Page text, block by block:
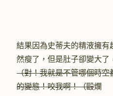
結果因為史蒂夫的精液擁
然瘦了，但是肚子卻變大了
（對！我就是不管哪個時
的變態！咬我啊！（毆爛